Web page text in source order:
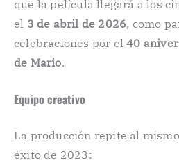
que la película llegará a los
el 3 de abril de 2026, como
celebraciones por el40
de Mario.
Equipo creativo
La producción repite al
éxito de 2023: